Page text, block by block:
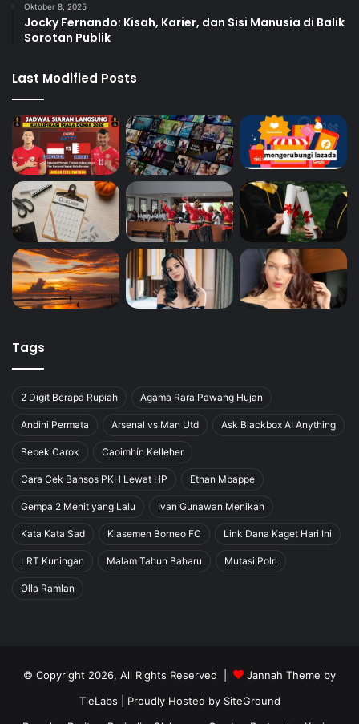
Oktober 8, 2025
Jocky Fernando: Kisah, Karier, dan Sisi Manusia di Balik
Sorotan Publik
Last Modified Posts
Tags
2 Digit Berapa Rupiah Agama Rara Pawang Hujan
Andini Permata Arsenal vs Man Utd Ask Blackbox AI Anything
Bebek Carok Caoimhín Kelleher
Cara Cek Bansos PKH Lewat HP Ethan Mbappe
Gempa 2 Menit yang Lalu Ivan Gunawan Menikah
Kata Kata Sad Klasemen Borneo FC Link Dana Kaget Hari Ini
LRT Kuningan Malam Tahun Baharu Mutasi Polri
Olla Ramlan
© Copyright 2026, All Rights Reserved |
Jannah Theme by
TieLabs | Proudly Hosted by SiteGround